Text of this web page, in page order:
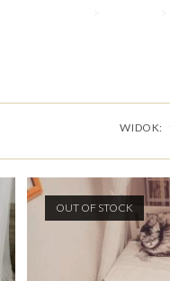
WIDOK:
OUT OF STOCK